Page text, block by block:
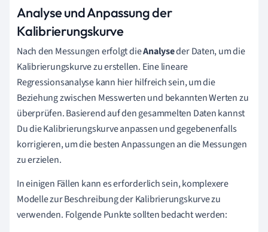
Analyse und Anpassung der
Kalibrierungskurve
Nach den Messungen erfolgt dieAnalyseder Daten, um die
Kalibrierungskurve zu erstellen. Eine lineare
Regressionsanalyse kann hier hilfreich sein, um die
Beziehung zwischen Messwerten und bekannten Werten zu
überprüfen. Basierend auf den gesammelten Daten kannst
Du die Kalibrierungskurve anpassen und gegebenenfalls
korrigieren, um die besten Anpassungen an die Messungen
zu erzielen.
In einigen Fällen kann es erforderlich sein, komplexere
Modelle zur Beschreibung der Kalibrierungskurve zu
verwenden. Folgende Punkte sollten bedacht werden: